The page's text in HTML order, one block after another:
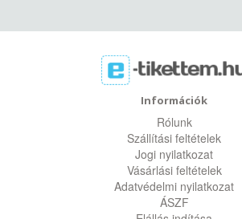
Információk
Rólunk
Szállítási feltételek
Jogi nyilatkozat
Vásárlási feltételek
Adatvédelmi nyilatkozat
ÁSZF